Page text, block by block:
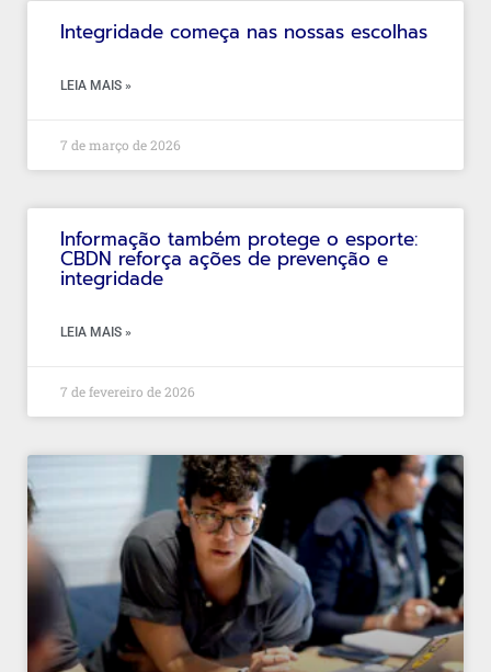
Integridade começa nas nossas escolhas
LEIA MAIS »
7 de março de 2026
Informação também protege o esporte:
CBDN reforça ações de prevenção e
integridade
LEIA MAIS »
7 de fevereiro de 2026